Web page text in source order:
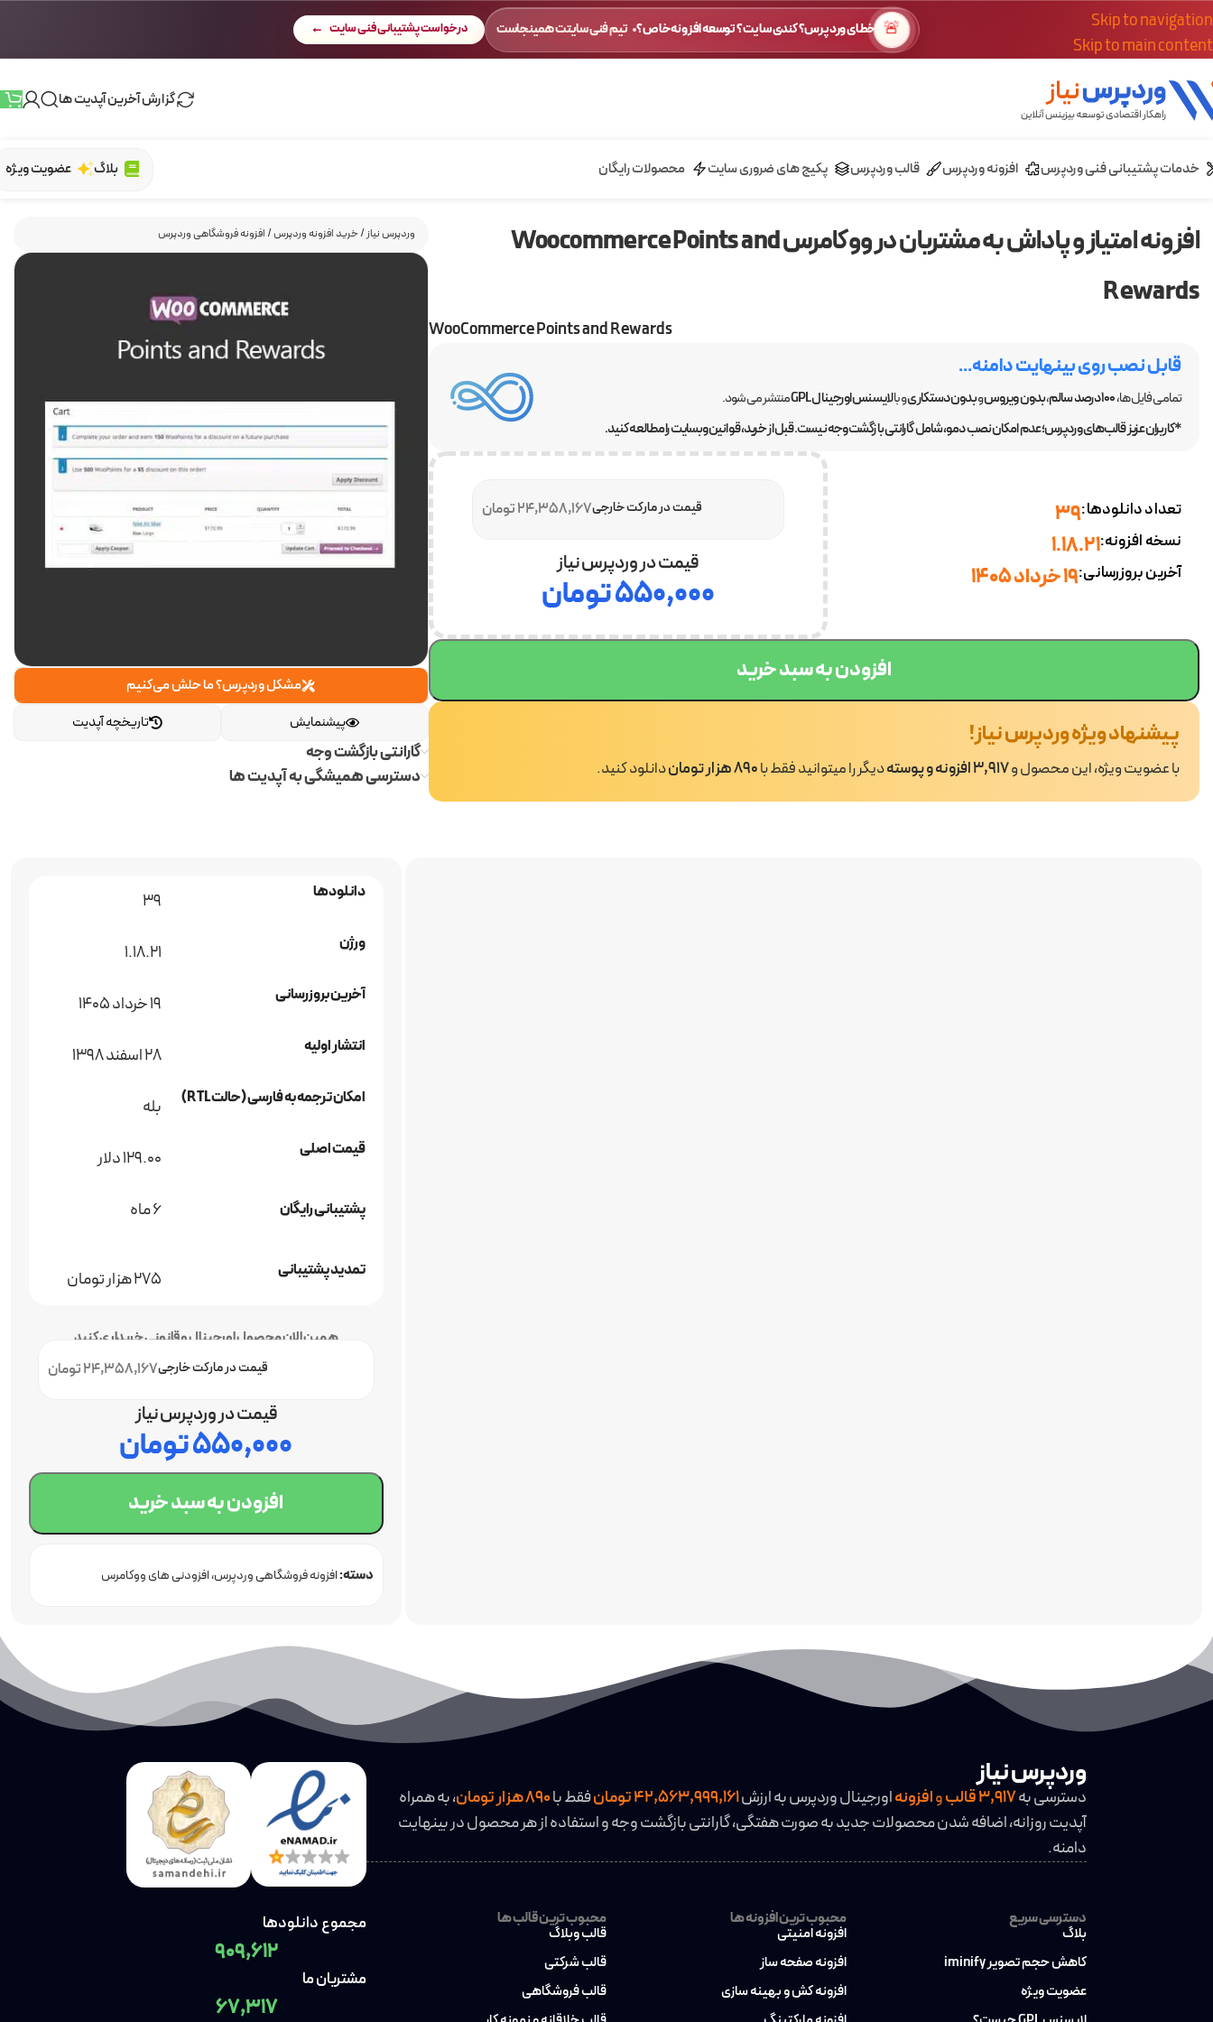
Skip to navigation
Skip to main content
🚨 خطای وردپرس؟ کندی سایت؟ توسعه افزونه خاص؟ تیم فنی سایتت همینجاست درخواست پشتیبانی فنی سایت
گزارش آخرین آپدیت ها
خدمات پشتیبانی فنی وردپرس افزونه وردپرس قالب وردپرس پکیج های ضروری سایت محصولات رایگان بلاگ عضویت ویژه
وردپرس نیاز/خرید افزونه وردپرس/ افزونه فروشگاهی وردپرس
مشکل وردپرس؟ ما حلش می‌کنیم
تاریخچه آپدیت
پیشنمایش
گارانتی بازگشت وجه
دسترسی همیشگی به آپدیت ها
افزونه امتیاز و پاداش به مشتریان در ووکامرس Woocommerce Points and
Rewards
WooCommerce Points and Rewards
قابل نصب روی بینهایت دامنه...
تمامی فایل ها،100 درصد سالم ،بدون ویروسوبدون دستکاریو بالایسنس اورجینال GPL
منتشر می شود.
*کاربران عزیز قالب‌های وردپرس؛ عدم امکان نصب دمو، شامل گارانتی بازگشت وجه نیست. قبل از خرید، قوانین وبسایت را مطالعه کنید.
تعداد دانلودها:39
نسخه افزونه:1.18.21
آخرین بروزرسانی:19 خرداد 1405
24,358,167 تومانقیمت در مارکت خارجی
قیمت در وردپرس نیاز
۵۵۰,۰۰۰تومان
افزودن به سبد خرید
پیشنهاد ویژه وردپرس نیاز!
با عضویت ویژه، این محصول و3,917 افزونه و پوسته دیگر را میتوانید فقط با890 هزار تومان دانلود کنید.
دانلودها 39
ورژن 1.18.21
آخرین بروزرسانی 19 خرداد 1405
انتشار اولیه 28 اسفند 1398
امکان ترجمه به فارسی (حالت RTL) بله
قیمت اصلی 129.00 دلار
پشتیبانی رایگان 6 ماه
تمدید پشتیبانی 275 هزار تومان
همین الان محصول اورجینال و قانونی خریداری کنید
24,358,167 تومانقیمت در مارکت خارجی
قیمت در وردپرس نیاز
۵۵۰,۰۰۰تومان
افزودن به سبد خرید
دسته:افزونه فروشگاهی وردپرس افزودنی های ووکامرس
وردپرس نیاز
دسترسی به3,917قالبوافزونهاورجینال وردپرس به ارزش42,563,999,161 تومان فقط با
، به همراه
آپدیت روزانه، اضافه شدن محصولات جدید به صورت هفتگی، گارانتی بازگشت وجه و استفاده از هر محصول در بینهایت
دامنه.
دسترسی سریع
بلاگ
کاهش حجم تصویر iminify
عضویت ویژه
محبوب ترین افزونه ها
افزونه امنیتی
افزونه صفحه ساز
افزونه کش و بهینه سازی
محبوب ترین قالب ها
قالب وبلاگ
قالب شرکتی
قالب فروشگاهی
مجموع دانلودها
909,612
مشتریان ما
67,317